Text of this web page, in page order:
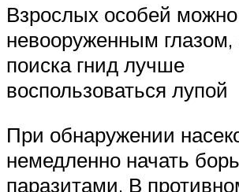
Взрослых особей
невооруженным глазом,
поиска гнид лучше
воспользоваться лупой
При обнаружении
немедленно начать
паразитами. В